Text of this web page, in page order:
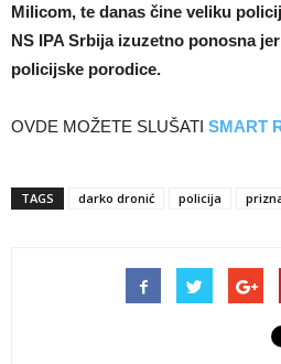
Milicom, te danas čine veliku
NS IPA Srbija izuzetno ponosna
policijske porodice.
OVDE MOŽETE SLUŠATI SMART
TAGS darko dronić policija